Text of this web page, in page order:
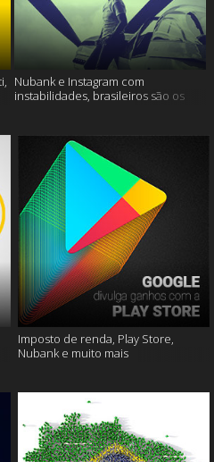
Nubank e Instagram com
instabilidades, brasileiros são os
Imposto de renda, Play Store,
Nubank e muito mais